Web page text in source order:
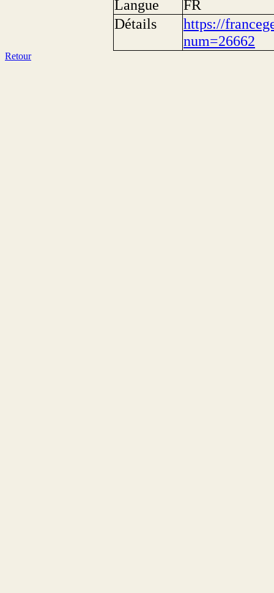
Langue
FR
Détails
https://
num=26662
Retour